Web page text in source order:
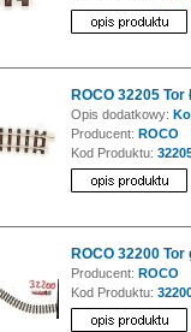
ROCO 32205 Tor
Opis dodatkowy:
Producent: ROCO
Kod Produktu:
ROCO 32200 Tor
Producent: ROCO
Kod Produktu: